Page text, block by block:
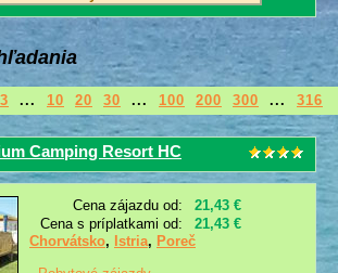
3 ... 10 20 30 ... 100 200 300 ... 316
Camping Resort HC
Cena zájazdu od:
21,43 €
Cena s príplatkami od:
21,43 €
Chorvátsko, Istria, Poreč